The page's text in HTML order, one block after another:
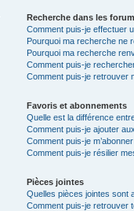
Recherche dans les
Comment puis-je effectuer
Pourquoi ma recherche ne
Pourquoi ma recherche
Comment puis-je
Comment puis-je retrouver
Favoris et abonnements
Quelle est la différence
Comment puis-je ajouter
Comment puis-je
Comment puis-je résilier
Pièces jointes
Quelles pièces jointes sont
Comment puis-je retrouver